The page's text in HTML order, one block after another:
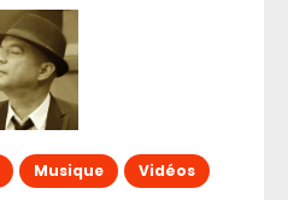
Musique Vidéos